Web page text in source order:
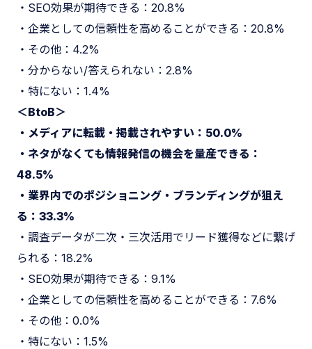
・SEO効果が期待できる：20.8%
・企業としての信頼性を高めることができる：20.8%
・その他：4.2%
・分からない/答えられない：2.8%
・特にない：1.4%
＜BtoB＞
・メディアに転載・掲載されやすい：50.0%
・ネタがなくても情報発信の機会を量産できる：
48.5%
・業界内でのポジショニング・ブランディングが狙え
る：33.3%
・調査データが二次・三次活用でリード獲得などに繋げ
られる：18.2%
・SEO効果が期待できる：9.1%
・企業としての信頼性を高めることができる：7.6%
・その他：0.0%
・特にない：1.5%